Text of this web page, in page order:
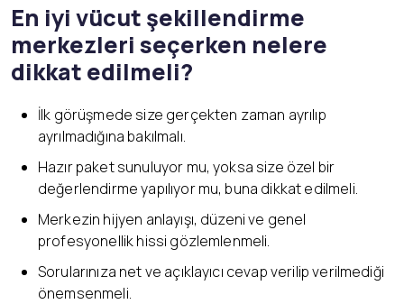
En iyi vücut şekillendirme
merkezleri seçerken nelere
dikkat edilmeli?
İlk görüşmede size gerçekten zaman ayrılıp
ayrılmadığına bakılmalı.
Hazır paket sunuluyor mu, yoksa size özel bir
değerlendirme yapılıyor mu, buna dikkat edilmeli.
Merkezin hijyen anlayışı, düzeni ve genel
profesyonellik hissi gözlemlenmeli.
Sorularınıza net ve açıklayıcı cevap verilip verilmediği
önemsenmeli.